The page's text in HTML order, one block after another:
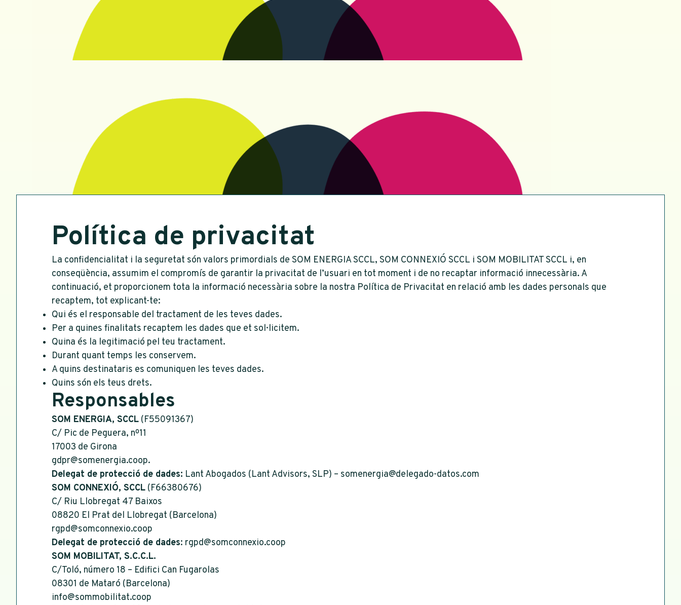
Política de privacitat
La confidencialitat i la seguretat són valors primordials de SOM ENERGIA SCCL, SOM CONNEXIÓ SCCL i SOM MOBILITAT SCCL i, en
conseqüència, assumim el compromís de garantir la privacitat de l’usuari en tot moment i de no recaptar informació innecessària. A
continuació, et proporcionem tota la informació necessària sobre la nostra Política de Privacitat en relació amb les dades personals que
recaptem, tot explicant-te:
Qui és el responsable del tractament de les teves dades.
Per a quines finalitats recaptem les dades que et sol·licitem.
Quina és la legitimació pel teu tractament.
Durant quant temps les conservem.
A quins destinataris es comuniquen les teves dades.
Quins són els teus drets.
Responsables
SOM ENERGIA, SCCL (F55091367)
C/ Pic de Peguera, nº11
17003 de Girona
gdpr@somenergia.coop.
Delegat de protecció de dades: Lant Abogados (Lant Advisors, SLP) – somenergia@delegado-datos.com
SOM CONNEXIÓ, SCCL (F66380676)
C/ Riu Llobregat 47 Baixos
08820 El Prat del Llobregat (Barcelona)
rgpd@somconnexio.coop
Delegat de protecció de dades: rgpd@somconnexio.coop
SOM MOBILITAT, S.C.C.L.
C/Toló, número 18 – Edifici Can Fugarolas
08301 de Mataró (Barcelona)
info@sommobilitat.coop